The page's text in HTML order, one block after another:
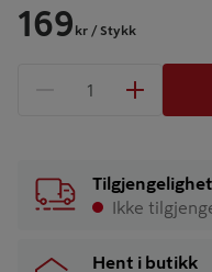
169 kr / Stykk
1 produkter
Ikke
Hent i butikk